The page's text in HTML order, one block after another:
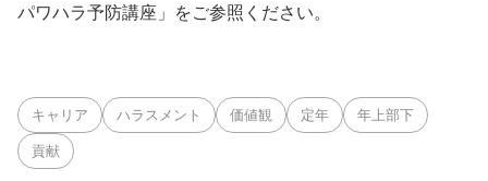
パワハラ予防講座」をご参照ください。
キャリア ハラスメント 価値観 定年 年上部下
貢献